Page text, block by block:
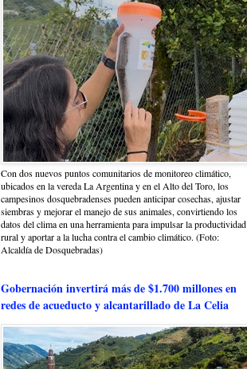
Con dos nuevos puntos comunitarios de monitoreo climático,
ubicados en la vereda La Argentina y en el Alto del Toro, los
campesinos dosquebradenses pueden anticipar cosechas, ajustar
siembras y mejorar el manejo de sus animales, convirtiendo los
datos del clima en una herramienta para impulsar la productividad
rural y aportar a la lucha contra el cambio climático. (Foto:
Alcaldía de Dosquebradas)
Gobernación invertirá más de $1.700 millones en
redes de acueducto y alcantarillado de La Celia